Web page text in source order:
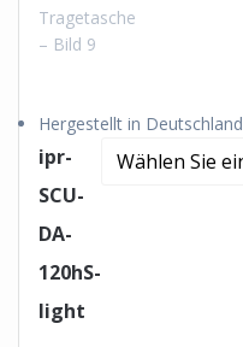
Hergestellt in Deutschland
ipr-
SCU-
DA-
120hS-
light